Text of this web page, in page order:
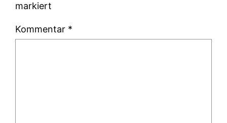
markiert
Kommentar *